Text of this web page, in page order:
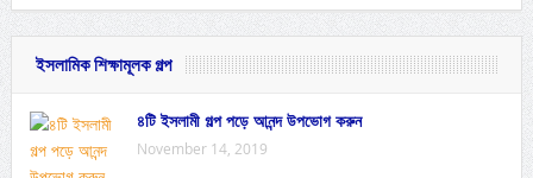
ইসলামিক শিক্ষামূলক গল্প
৪টি ইসলামী গল্প পড়ে আনন্দ উপভোগ করুন
November 14, 2019